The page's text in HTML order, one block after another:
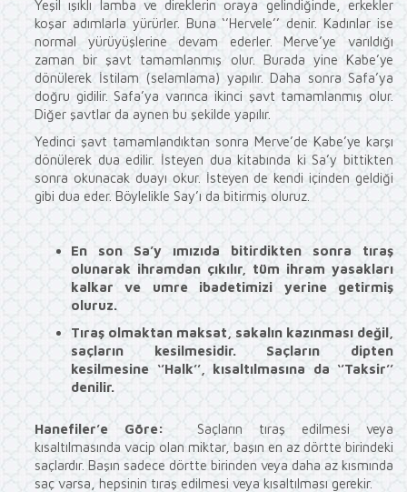
Yeşil ışıklı lamba ve direklerin oraya gelindiğinde, erkekler
koşar adımlarla yürürler. Buna ‘’Hervele’’ denir. Kadınlar ise
normal yürüyüşlerine devam ederler. Merve’ye varıldığı
zaman bir şavt tamamlanmış olur. Burada yine Kabe’ye
dönülerek İstilam (selamlama) yapılır. Daha sonra Safa’ya
doğru gidilir. Safa’ya varınca ikinci şavt tamamlanmış olur.
Diğer şavtlar da aynen bu şekilde yapılır.
Yedinci şavt tamamlandıktan sonra Merve’de Kabe’ye karşı
dönülerek dua edilir. İsteyen dua kitabında ki Sa’y bittikten
sonra okunacak duayı okur. İsteyen de kendi içinden geldiği
gibi dua eder. Böylelikle Say’ı da bitirmiş oluruz.
En son Sa’y ımızıda bitirdikten sonra tıraş
olunarak ihramdan çıkılır, tüm ihram yasakları
kalkar ve umre ibadetimizi yerine getirmiş
oluruz.
Tıraş olmaktan maksat, sakalın kazınması değil,
saçların kesilmesidir. Saçların dipten
kesilmesine ‘’Halk’’, kısaltılmasına da ‘’Taksir’’
denilir.
Hanefiler’e Göre: Saçların tıraş edilmesi veya
kısaltılmasında vacip olan miktar, başın en az dörtte birindeki
saçlardır. Başın sadece dörtte birinden veya daha az kısmında
saç varsa, hepsinin tıraş edilmesi veya kısaltılması gerekir.